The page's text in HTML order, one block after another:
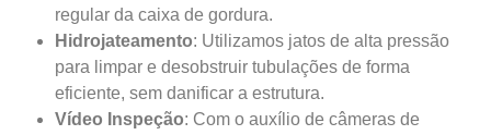
regular da caixa de gordura.
Hidrojateamento: Utilizamos jatos de alta pressão
para limpar e desobstruir tubulações de forma
eficiente, sem danificar a estrutura.
Vídeo Inspeção: Com o auxílio de câmeras de